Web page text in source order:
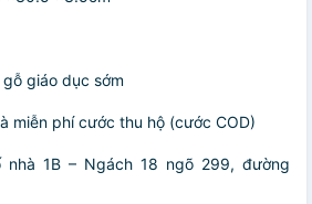
giáo dục sớm
miễn phí cước thu hộ (cước COD)
1B – Ngách 18 ngõ 299, đường